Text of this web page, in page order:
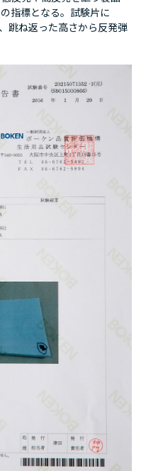
指標となる。試験片に
跳ね返った高さから反発弾